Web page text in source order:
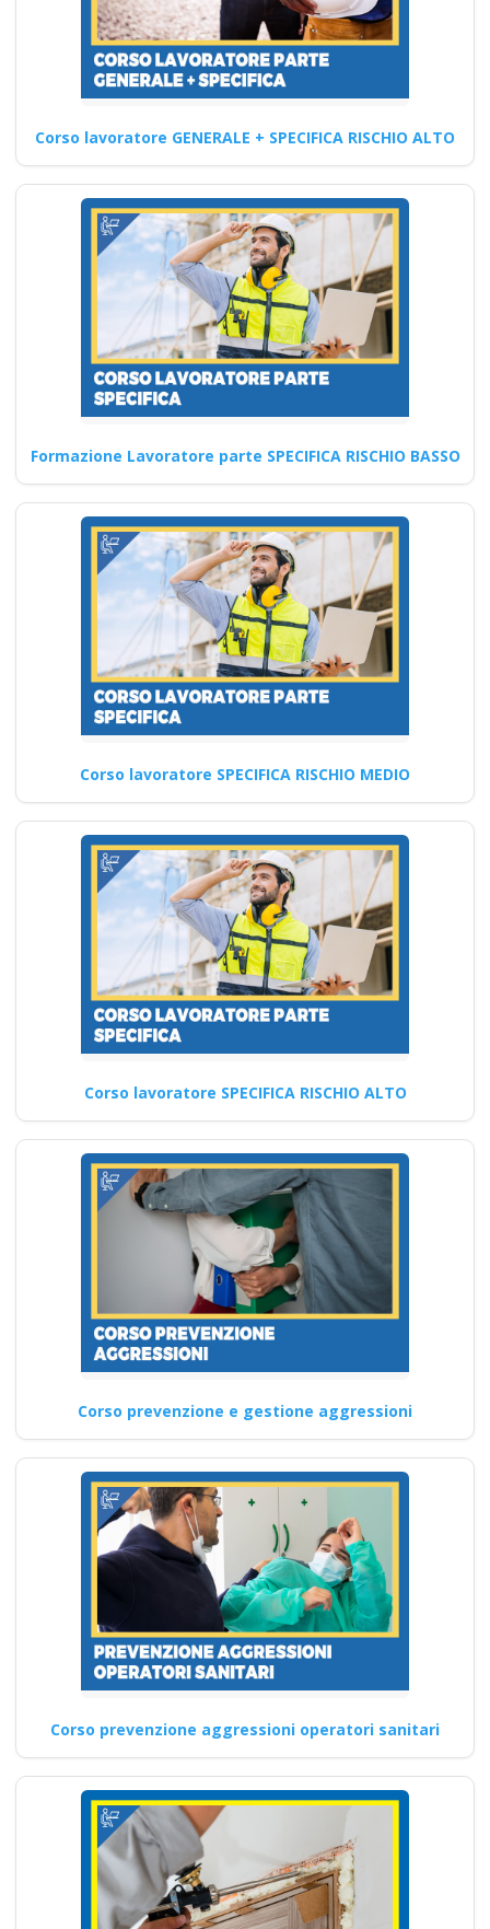
sicurezza sul lavoro:
approfondimenti sul
nuovo accordo Stato
Regioni 2025
formazione sicurezza sul
lavoro qualificato
professionale corso…
Continua
Corso lavoratore GENERALE + SPECIFICA RISCHIO ALTO
Formazione Lavoratore parte SPECIFICA RISCHIO BASSO
Corso lavoratore SPECIFICA RISCHIO MEDIO
Corso lavoratore SPECIFICA RISCHIO ALTO
Corso prevenzione e gestione aggressioni
Corso prevenzione aggressioni operatori sanitari